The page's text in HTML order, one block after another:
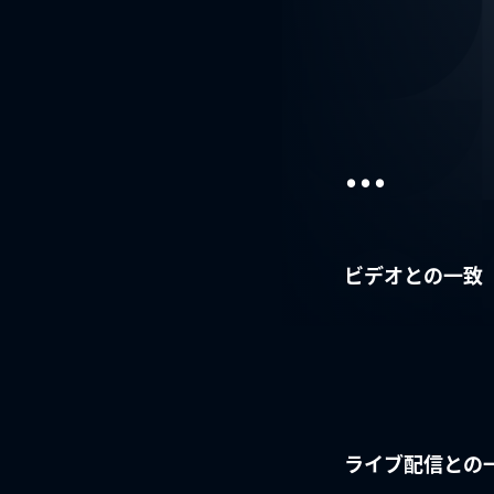
...
ビデオとの一致
ライブ配信との